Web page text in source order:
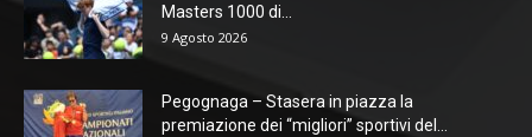
Masters 1000 di...
9 Agosto 2026
Pegognaga – Stasera in piazza la
premiazione dei “migliori” sportivi del...